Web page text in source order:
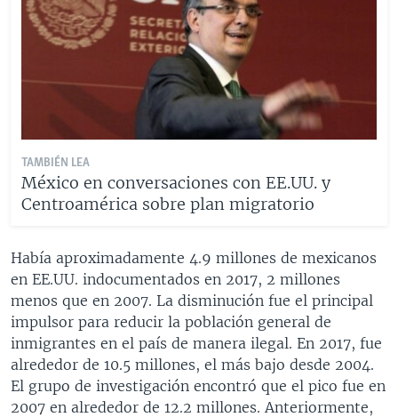
TAMBIÉN LEA
México en conversaciones con EE.UU. y
Centroamérica sobre plan migratorio
Había aproximadamente 4.9 millones de mexicanos
en EE.UU. indocumentados en 2017, 2 millones
menos que en 2007. La disminución fue el principal
impulsor para reducir la población general de
inmigrantes en el país de manera ilegal. En 2017, fue
alrededor de 10.5 millones, el más bajo desde 2004.
El grupo de investigación encontró que el pico fue en
2007 en alrededor de 12.2 millones. Anteriormente,